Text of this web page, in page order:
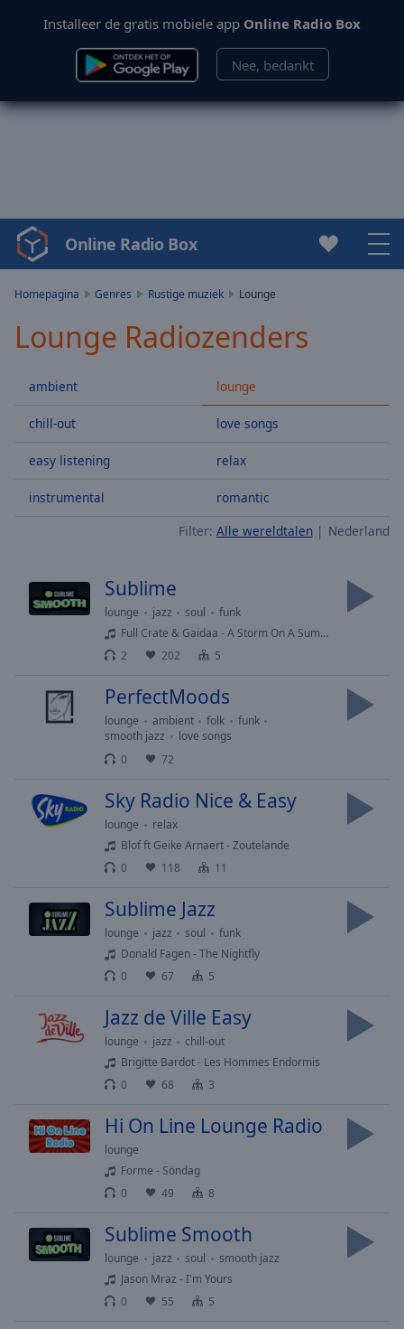
Installeer de gratis mobiele app Online Radio Box
Nee, bedankt
Video
Player
Play
Video
Skip
Skip
Mute
Current
Time0:00
Stream
TypeLIVE
LIVE
Remaining
Playback
Rate
Descriptions
descriptions
Subtitles
subtitles
settings
selected
Online Radio Box
Homepagina Genres Rustige muziek Lounge
Lounge Radiozenders
ambient
chill-out
easy listening
instrumental
lounge
love songs
relax
romantic
Filter: Alle wereldtalen Nederland
Sublime
lounge jazz soul
funk
Full Crate & Gaidaa - A Storm On A Summers Day
2
202 5
PerfectMoods
lounge ambient folk
funk
smooth jazz
love songs
0
72
Sky Radio Nice & Easy
lounge
relax
Blof ft Geike Arnaert - Zoutelande
0
118 11
Sublime Jazz
lounge jazz soul
funk
Donald Fagen - The Nightfly
0
67 5
Jazz de Ville Easy
lounge jazz
chill-out
Brigitte Bardot - Les Hommes Endormis
0
68 3
Hi On Line Lounge Radio
lounge
Forme - Söndag
0
49 8
Sublime Smooth
lounge jazz soul
smooth jazz
Jason Mraz - I'm Yours
0
55 5